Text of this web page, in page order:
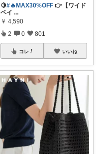
🍋#🔥MAX30%OFF 👉【ワイド
ベイ ...
￥ 4,590
2 0 801
コレ いいね